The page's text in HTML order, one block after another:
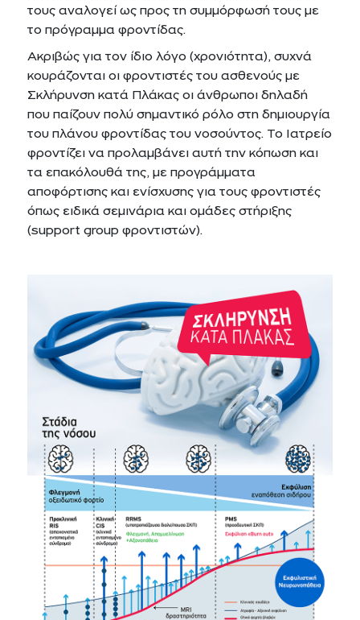
τους αναλογεί ως προς τη συμμόρφωσή τους με
το πρόγραμμα φροντίδας.
Ακριβώς για τον ίδιο λόγο (χρονιότητα), συχνά
κουράζονται οι φροντιστές του ασθενούς με
Σκλήρυνση κατά Πλάκας οι άνθρωποι δηλαδή
που παίζουν πολύ σημαντικό ρόλο στη δημιουργία
του πλάνου φροντίδας του νοσούντος. Το Ιατρείο
φροντίζει να προλαμβάνει αυτή την κόπωση και
τα επακόλουθά της, με προγράμματα
αποφόρτισης και ενίσχυσης για τους φροντιστές
όπως ειδικά σεμινάρια και ομάδες στήριξης
(support group φροντιστών).